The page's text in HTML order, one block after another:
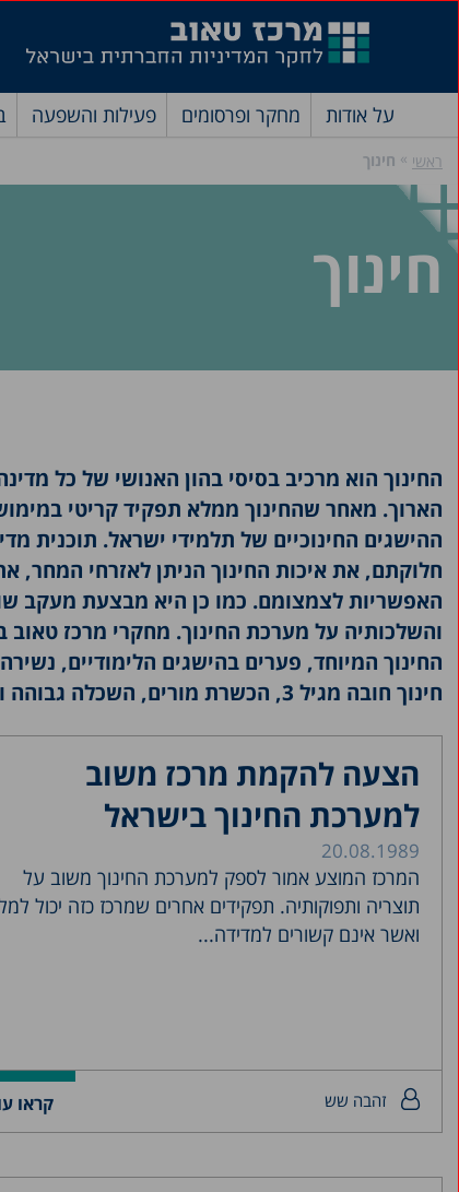
על אודות מחקר ופרסומים פעילות והשפעה
ראשי » חינוך
חינוך
החינוך הוא מרכיב בסיסי בהון האנושי של כל
הארוך. מאחר שהחינוך ממלא תפקיד קריטי
ההישגים החינוכיים של תלמידי ישראל. תוכנית
חלוקתם, את איכות החינוך הניתן לאזרחי המחר,
האפשריות לצמצומם. כמו כן היא מבצעת מעקב
והשלכותיה על מערכת החינוך. מחקרי מרכז טאוב
החינוך המיוחד, פערים בהישגים הלימודיים,
חינוך חובה מגיל 3, הכשרת מורים, השכלה גבוהה ובחינות הבגרות.
הצעה להקמת מרכז משוב
למערכת החינוך בישראל
20.08.1989
המרכז המוצע אמור לספק למערכת החינוך משוב על
תוצריה ותפוקותיה. תפקידים אחרים שמרכז כזה יכול
ואשר אינם קשורים למדידה...
קראו זהבה שש